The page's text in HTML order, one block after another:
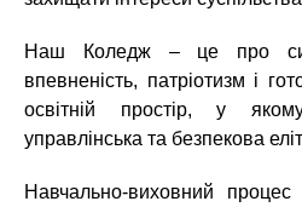
Наш Коледж – це про
впевненість, патріотизм і
освітній простір, у
управлінська та безпекова
Навчально-виховний